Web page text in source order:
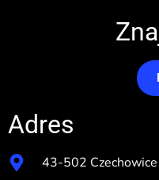
Adres
43-502